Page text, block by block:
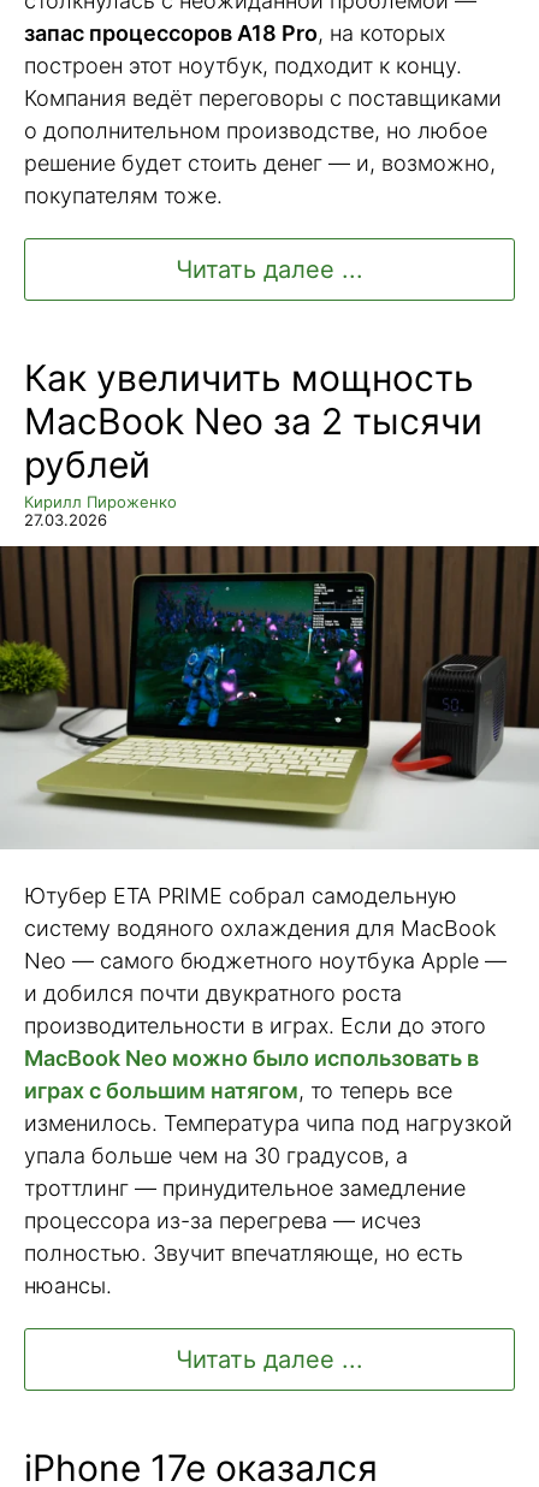
запас процессоров A18 Pro, на которых
построен этот ноутбук, подходит к концу.
Компания ведёт переговоры с поставщиками
о дополнительном производстве, но любое
решение будет стоить денег — и, возможно,
покупателям тоже.
Читать далее ...
Как увеличить мощность
MacBook Neo за 2 тысячи
рублей
Кирилл Пироженко
27.03.2026
Ютубер ETA PRIME собрал самодельную
систему водяного охлаждения для MacBook
Neo — самого бюджетного ноутбука Apple —
и добился почти двукратного роста
производительности в играх. Если до этого
MacBook Neo можно было использовать в
играх с большим натягом, то теперь все
изменилось. Температура чипа под нагрузкой
упала больше чем на 30 градусов, а
троттлинг — принудительное замедление
процессора из-за перегрева — исчез
полностью. Звучит впечатляюще, но есть
нюансы.
Читать далее ...
iPhone 17e оказался